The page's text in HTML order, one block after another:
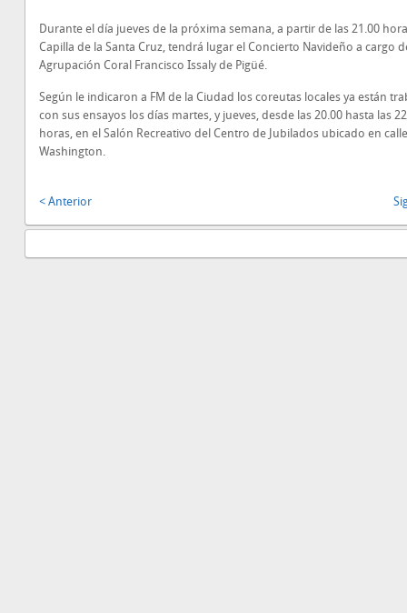
Durante el día jueves de la próxima semana, a partir de las 21.00
Capilla de la Santa Cruz, tendrá lugar el Concierto Navideño a cargo
Agrupación Coral Francisco Issaly de Pigüé.
Según le indicaron a FM de la Ciudad los coreutas locales ya están
con sus ensayos los días martes, y jueves, desde las 20.00 hasta las
horas, en el Salón Recreativo del Centro de Jubilados ubicado en calle
Washington.
< Anterior